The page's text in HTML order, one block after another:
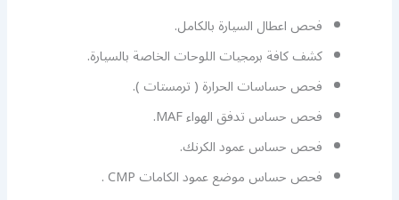
فحص اعطال السيارة بالكامل.
كشف كافة برمجيات اللوحات الخاصة بالسيارة.
فحص حساسات الحرارة ( ترمستات ).
فحص حساس تدفق الهواء MAF.
فحص حساس عمود الكرنك.
فحص حساس موضع عمود الكامات CMP .